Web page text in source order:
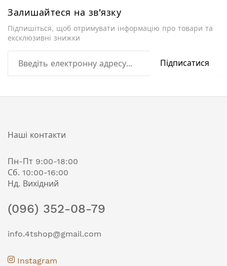
Залишайтеся на зв'язку
Підпишіться, щоб отримувати інформацію про товари та
ексклюзивні знижки
Підписатися
Наші контакти
Пн-Пт 9:00-18:00
Сб. 10:00-16:00
Нд. Вихідний
(096) 352-08-79
info.4tshop@gmail.com
Instagram